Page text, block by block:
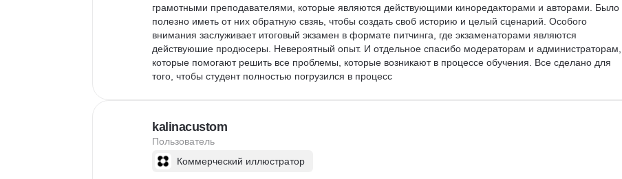
грамотными преподавателями, которые являются действующими киноредакторами и авторами. Было
полезно иметь от них обратную свзяь, чтобы создать своб историю и целый сценарий. Особого
внимания заслуживает итоговый экзамен в формате питчинга, где экзаменаторами являются
действуюшие продюсеры. Невероятный опыт. И отдельное спасибо модераторам и администраторам,
которые помогают решить все проблемы, которые возникают в процессе обучения. Все сделано для
того, чтобы студент полностью погрузился в процесс
kalinacustom
Пользователь
Коммерческий иллюстратор